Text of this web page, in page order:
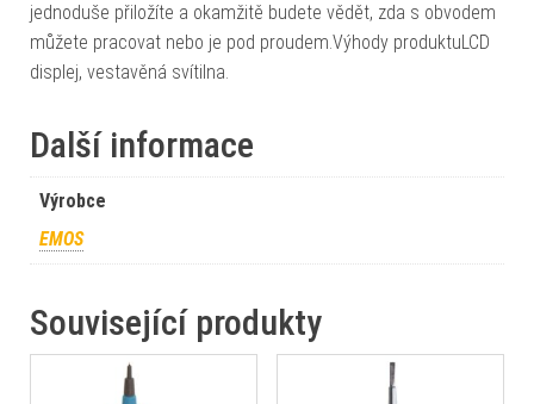
jednoduše přiložíte a okamžitě budete vědět, zda s obvodem
můžete pracovat nebo je pod proudem.Výhody produktuLCD
displej, vestavěná svítilna.
Další informace
Výrobce
EMOS
Související produkty